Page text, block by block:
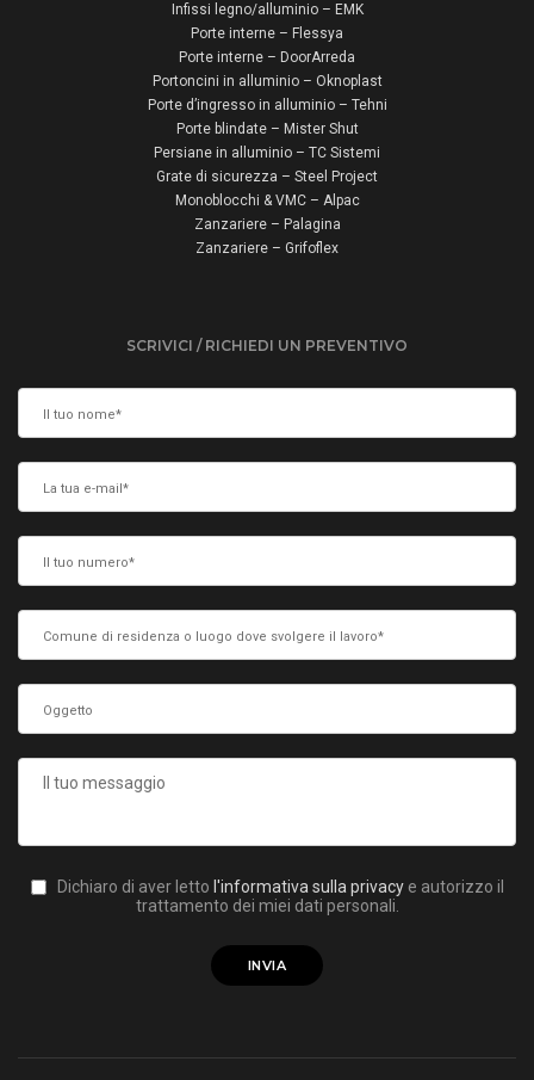
Infissi legno/alluminio – EMK
Porte interne – Flessya
Porte interne – DoorArreda
Portoncini in alluminio – Oknoplast
Porte d’ingresso in alluminio – Tehni
Porte blindate – Mister Shut
Persiane in alluminio – TC Sistemi
Grate di sicurezza – Steel Project
Monoblocchi & VMC – Alpac
Zanzariere – Palagina
Zanzariere – Grifoflex
SCRIVICI / RICHIEDI UN PREVENTIVO
Dichiaro di aver letto l'informativa sulla privacy e autorizzo il
trattamento dei miei dati personali.